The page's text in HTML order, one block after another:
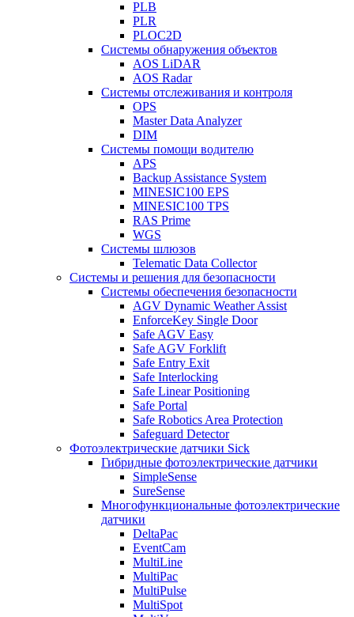
PLB
PLR
PLOC2D
Системы обнаружения объектов
AOS LiDAR
AOS Radar
Системы отслеживания и контроля
OPS
Master Data Analyzer
DIM
Системы помощи водителю
APS
Backup Assistance System
MINESIC100 EPS
MINESIC100 TPS
RAS Prime
WGS
Системы шлюзов
Telematic Data Collector
Системы и решения для безопасности
Системы обеспечения безопасности
AGV Dynamic Weather Assist
EnforceKey Single Door
Safe AGV Easy
Safe AGV Forklift
Safe Entry Exit
Safe Interlocking
Safe Linear Positioning
Safe Portal
Safe Robotics Area Protection
Safeguard Detector
Фотоэлектрические датчики Sick
Гибридные фотоэлектрические датчики
SimpleSense
SureSense
Многофункциональные фотоэлектрические
датчики
DeltaPac
EventCam
MultiLine
MultiPac
MultiPulse
MultiSpot